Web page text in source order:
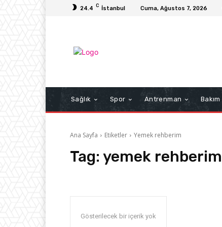
24.4 C İstanbul Cuma, Ağustos 7, 2026
Sağlık Spor Antrenman Bakım
Ana Sayfa Etiketler Yemek rehberim
Tag: yemek rehberim
Gösterilecek bir içerik yok